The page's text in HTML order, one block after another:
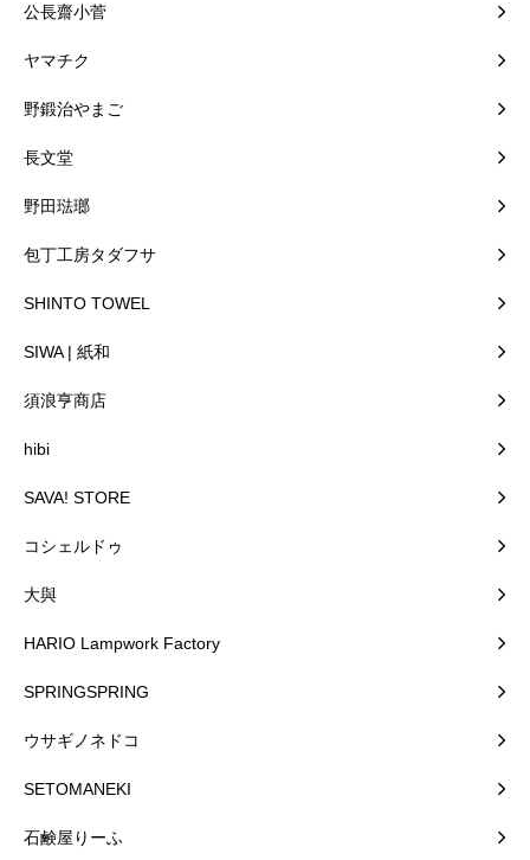
公長齋小菅
ヤマチク
野鍛治やまご
長文堂
野田琺瑯
包丁工房タダフサ
SHINTO TOWEL
SIWA | 紙和
須浪亨商店
hibi
SAVA! STORE
コシェルドゥ
大與
HARIO Lampwork Factory
SPRINGSPRING
ウサギノネドコ
SETOMANEKI
石鹸屋りーふ